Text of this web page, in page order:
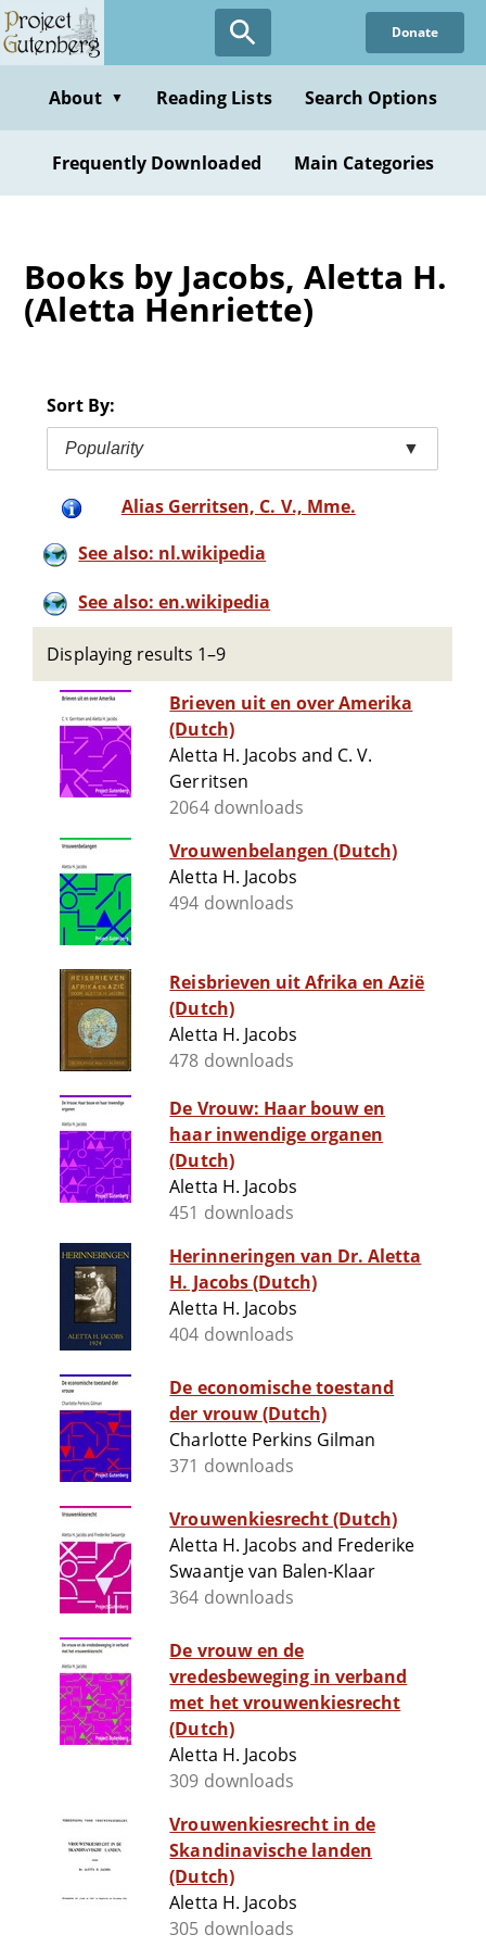
Skip
to
content
Donate
About ▼ Reading Lists Search Options
Frequently Downloaded Main Categories
Books by Jacobs, Aletta H.
(Aletta Henriette)
Sort By:
Popularity ▼
Alias Gerritsen, C. V., Mme.
See also: nl.wikipedia
See also: en.wikipedia
Displaying results 1–9
Brieven uit en over Amerika
(Dutch)
Aletta H. Jacobs and C. V.
Gerritsen
2064 downloads
Vrouwenbelangen (Dutch)
Aletta H. Jacobs
494 downloads
Reisbrieven uit Afrika en Azië
(Dutch)
Aletta H. Jacobs
478 downloads
De Vrouw: Haar bouw en
haar inwendige organen
(Dutch)
Aletta H. Jacobs
451 downloads
Herinneringen van Dr. Aletta
H. Jacobs (Dutch)
Aletta H. Jacobs
404 downloads
De economische toestand
der vrouw (Dutch)
Charlotte Perkins Gilman
371 downloads
Vrouwenkiesrecht (Dutch)
Aletta H. Jacobs and Frederike
Swaantje van Balen-Klaar
364 downloads
De vrouw en de
vredesbeweging in verband
met het vrouwenkiesrecht
(Dutch)
Aletta H. Jacobs
309 downloads
Vrouwenkiesrecht in de
Skandinavische landen
(Dutch)
Aletta H. Jacobs
305 downloads